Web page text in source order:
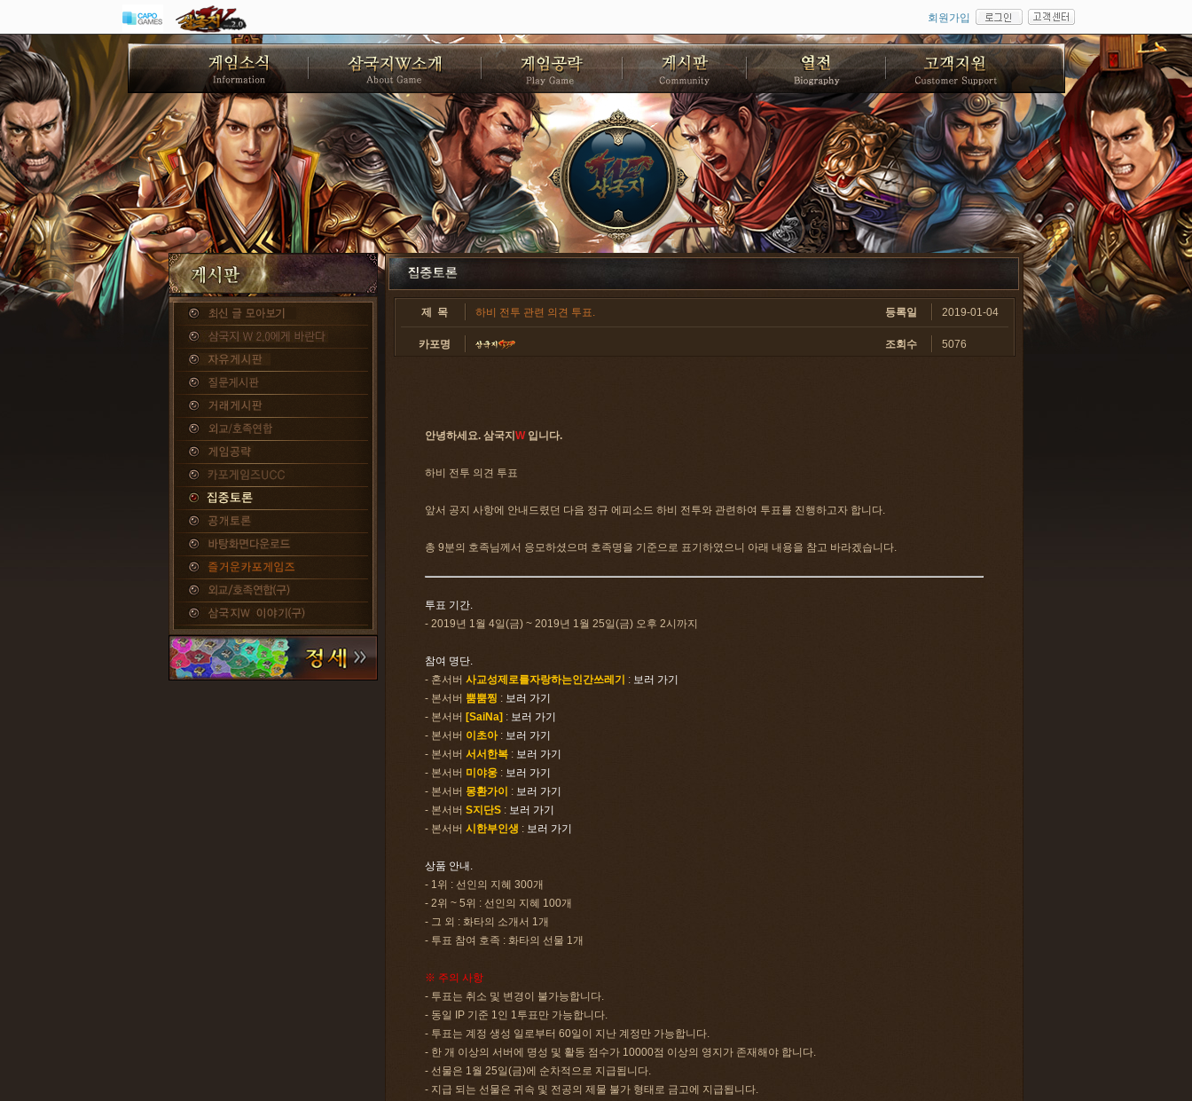
회원가입
제 목 하비 전투 관련 의견 투표. 등록일 2019-01-04
카포명 조회수 5076
안녕하세요. 삼국지 W입니다.
하비 전투 의견 투표
앞서 공지 사항에 안내드렸던 다음 정규 에피소드 하비 전투와 관련하여 투표를 진행하고자 합니다.
총 9분의 호족님께서 응모하셨으며 호족명을 기준으로 표기하였으니 아래 내용을 참고 바라겠습니다.
투표 기간.
- 2019년 1월 4일(금) ~ 2019년 1월 25일(금) 오후 2시까지
참여 명단.
- 혼서버 사교성제로를자랑하는인간쓰레기 : 보러 가기
- 본서버 뿜뿜찡 : 보러 가기
- 본서버 [SaiNa] : 보러 가기
- 본서버 이초아: 보러 가기
- 본서버 서서한복 : 보러 가기
- 본서버 미야웅 : 보러 가기
- 본서버 몽환가이 : 보러 가기
- 본서버 S지단S : 보러 가기
- 본서버 시한부인생 : 보러 가기
상품 안내.
- 1위 : 선인의 지혜 300개
- 2위 ~ 5위 : 선인의 지혜 100개
- 그 외 : 화타의 소개서 1개
- 투표 참여 호족 : 화타의 선물 1개
※ 주의 사항
- 투표는 취소 및 변경이 불가능합니다.
- 동일 IP 기준 1인 1투표만 가능합니다.
- 투표는 계정 생성 일로부터 60일이 지난 계정만 가능합니다.
- 한 개 이상의 서버에 명성 및 활동 점수가 10000점 이상의 영지가 존재해야 합니다.
- 선물은 1월 25일(금)에 순차적으로 지급됩니다.
- 지급 되는 선물은 귀속 및 전공의 제물 불가 형태로 금고에 지급됩니다.